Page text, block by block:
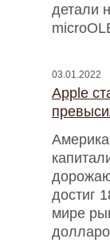
детали
03.01.2022
Аpple
достиг
мире